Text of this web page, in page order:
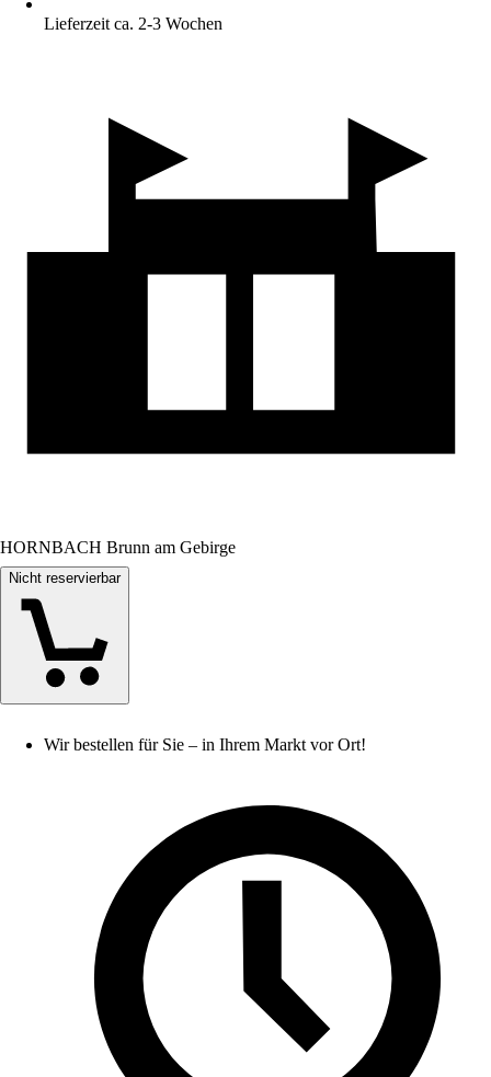
Lieferzeit ca. 2-3 Wochen
HORNBACH Brunn am Gebirge
Nicht reservierbar
Wir bestellen für Sie – in Ihrem Markt vor Ort!